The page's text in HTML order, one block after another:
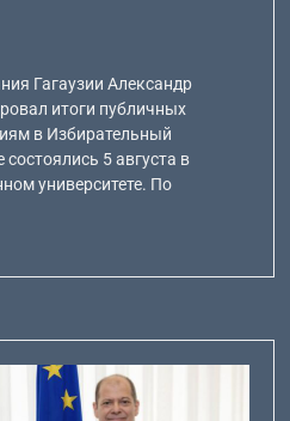
Гагаузии Александр
итоги публичных
в Избирательный
5 августа в
университете. По